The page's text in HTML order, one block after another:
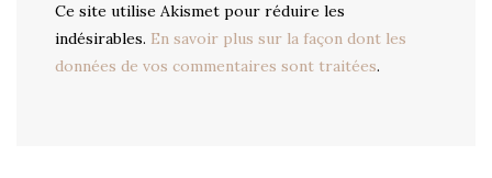
Ce site utilise Akismet pour réduire les
indésirables. En savoir plus sur la façon dont les
données de vos commentaires sont traitées.